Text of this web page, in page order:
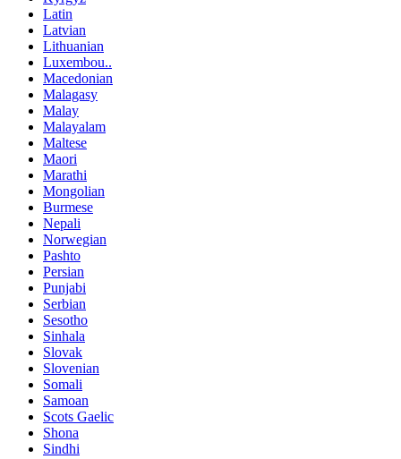
Latin
Latvian
Lithuanian
Luxembou..
Macedonian
Malagasy
Malay
Malayalam
Maltese
Maori
Marathi
Mongolian
Burmese
Nepali
Norwegian
Pashto
Persian
Punjabi
Serbian
Sesotho
Sinhala
Slovak
Slovenian
Somali
Samoan
Scots Gaelic
Shona
Sindhi